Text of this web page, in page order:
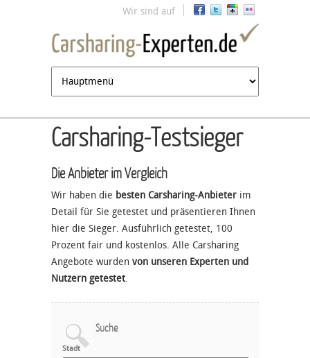
Jump to navigation
Wir sind auf
Carsharing-Testsieger
Die Anbieter im Vergleich
Wir haben die besten Carsharing-Anbieter im
Detail für Sie getestet und präsentieren Ihnen
hier die Sieger. Ausführlich getestet, 100
Prozent fair und kostenlos. Alle Carsharing
Angebote wurden von unseren Experten und
Nutzern getestet.
Suche
Stadt